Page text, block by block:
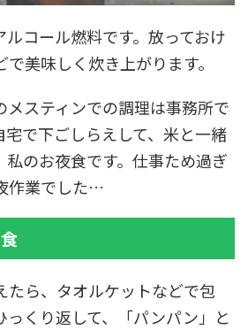
コール燃料です。放っておけ
美味しく炊き上がります。
メスティンでの調理は事務所で
宅で下ごしらえして、米と一緒
私のお夜食です。仕事ため過ぎ
作業でした…
たら、タオルケットなどで包
っくり返して、「パンパン」と